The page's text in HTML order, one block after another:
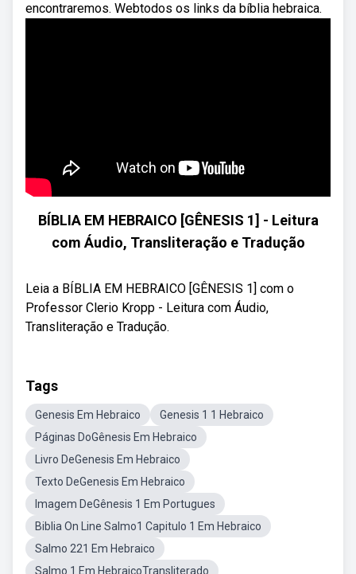
encontraremos. Webtodos os links da bíblia hebraica.
BÍBLIA EM HEBRAICO [GÊNESIS 1] - Leitura
com Áudio, Transliteração e Tradução
Leia a BÍBLIA EM HEBRAICO [GÊNESIS 1] com o
Professor Clerio Kropp - Leitura com Áudio,
Transliteração e Tradução.
Tags
Genesis Em Hebraico
Genesis 1 1 Hebraico
Páginas DoGênesis Em Hebraico
Livro DeGenesis Em Hebraico
Texto DeGenesis Em Hebraico
Imagem DeGênesis 1 Em Portugues
Biblia On Line Salmo1 Capitulo 1 Em Hebraico
Salmo 221 Em Hebraico
Salmo 1 Em HebraicoTransliterado